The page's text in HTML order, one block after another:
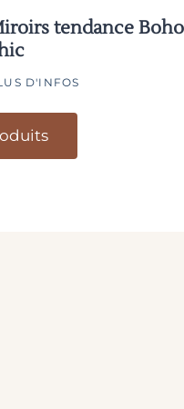
tendance Boho
D'INFOS